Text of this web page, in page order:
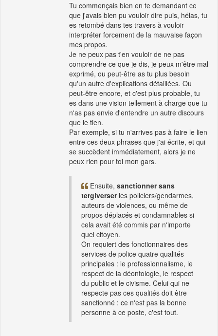
Tu commençais bien en te demandant ce
que j'avais bien pu vouloir dire puis, hélas, tu
es retombé dans tes travers à vouloir
interpréter forcement de la mauvaise façon
mes propos.
Je ne peux pas t'en vouloir de ne pas
comprendre ce que je dis, je peux m'être mal
exprimé, ou peut-être as tu plus besoin
qu'un autre d'explications détaillées. Ou
peut-être encore, et c'est plus probable, tu
es dans une vision tellement à charge que tu
n'as pas envie d'entendre un autre discours
que le tien.
Par exemple, si tu n'arrives pas à faire le lien
entre ces deux phrases que j'ai écrite, et qui
se succèdent immédiatement, alors je ne
peux rien pour toi mon gars.
Ensuite, sanctionner sans
tergiverserles policiers/gendarmes,
auteurs de violences, ou même de
propos déplacés et condamnables si
cela avait été commis par n'importe
quel citoyen.
On requiert des fonctionnaires des
services de police quatre qualités
principales : le professionnalisme, le
respect de la déontologie, le respect
du public et le civisme. Celui qui ne
respecte pas ces qualités doit être
sanctionné : ce n'est pas la bonne
personne à ce poste, c'est tout.